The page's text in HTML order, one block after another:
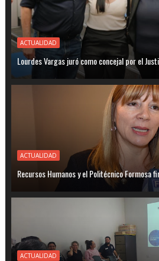
ACTUALIDAD
Lourdes Vargas juró como concejal por el
ACTUALIDAD
Recursos Humanos y el Politécnico Formosa
ACTUALIDAD